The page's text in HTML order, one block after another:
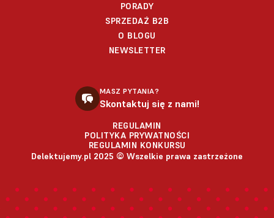
PORADY
SPRZEDAŻ B2B
O BLOGU
NEWSLETTER
MASZ PYTANIA?
Skontaktuj się z nami!
REGULAMIN
POLITYKA PRYWATNOŚCI
REGULAMIN KONKURSU
Delektujemy.pl 2025 © Wszelkie prawa zastrzeżone